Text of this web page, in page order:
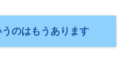
のはもうあります